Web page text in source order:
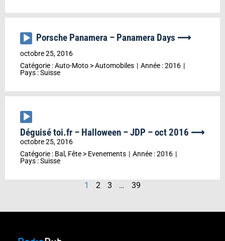
Lecteur
audio
Porsche Panamera – Panamera Days ⟶
octobre 25, 2016
Catégorie :Auto-Moto >Automobiles Année :2016
Pays :Suisse
Lecteur
audio
Déguisé toi.fr – Halloween – JDP – oct 2016 ⟶
octobre 25, 2016
Catégorie : Bal, Fête > Evenements Année :2016
Pays :Suisse
1 2 3 … 39